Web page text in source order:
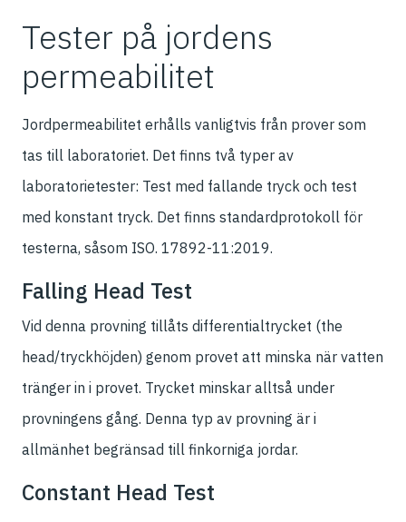
Tester på jordens
permeabilitet
Jordpermeabilitet erhålls vanligtvis från prover som
tas till laboratoriet. Det finns två typer av
laboratorietester: Test med fallande tryck och test
med konstant tryck. Det finns standardprotokoll för
testerna, såsom ISO. 17892-11:2019.
Falling Head Test
Vid denna provning tillåts differentialtrycket (the
head/tryckhöjden) genom provet att minska när vatten
tränger in i provet. Trycket minskar alltså under
provningens gång. Denna typ av provning är i
allmänhet begränsad till finkorniga jordar.
Constant Head Test